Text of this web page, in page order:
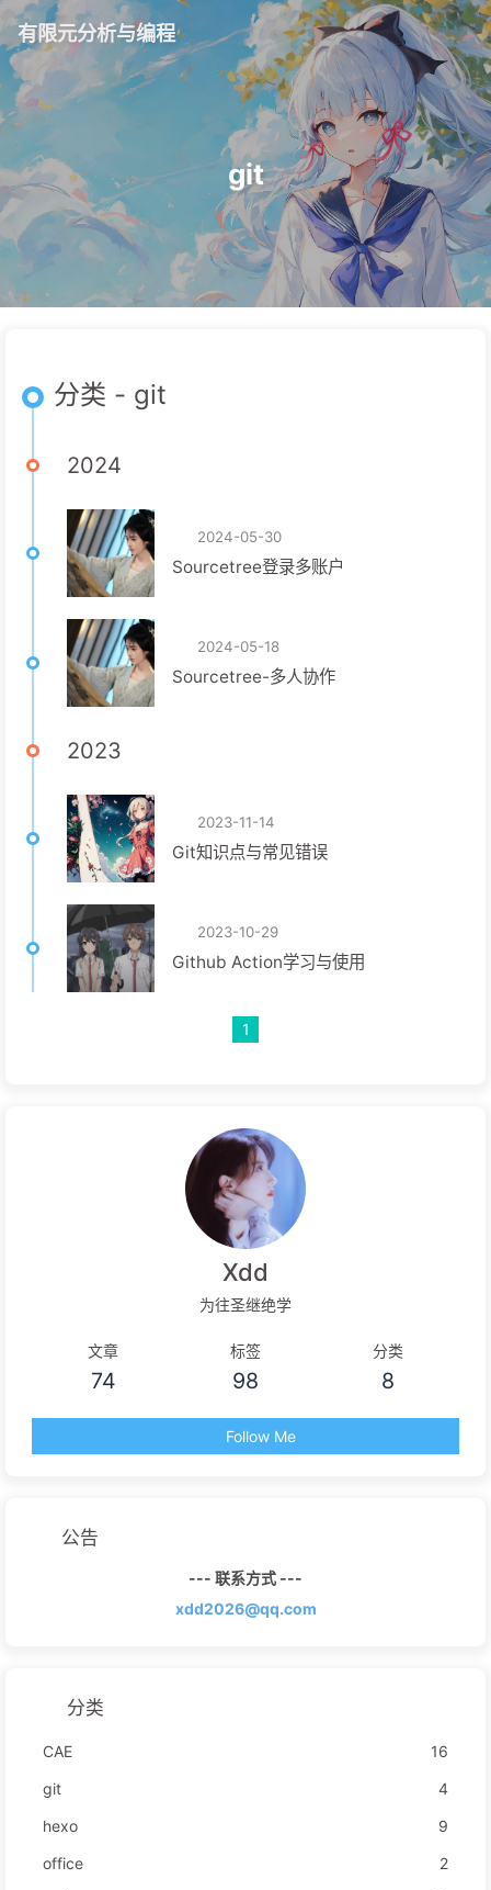
有限元分析与编程
git
分类 - git
2024
2024-05-30
Sourcetree登录多账户
2024-05-18
Sourcetree-多人协作
2023
2023-11-14
Git知识点与常见错误
2023-10-29
Github Action学习与使用
1
Xdd
为往圣继绝学
文章
74
标签
98
分类
8
Follow Me
公告
--- 联系方式 ---
xdd2026@qq.com
分类
CAE
16
git
4
hexo
9
office
2